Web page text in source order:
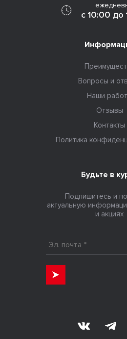
с 10:00 до
Вопросы и
Наши
Отзывы
Контакты
Политика
Будьте в
Подпишитесь и
актуальную
и акциях